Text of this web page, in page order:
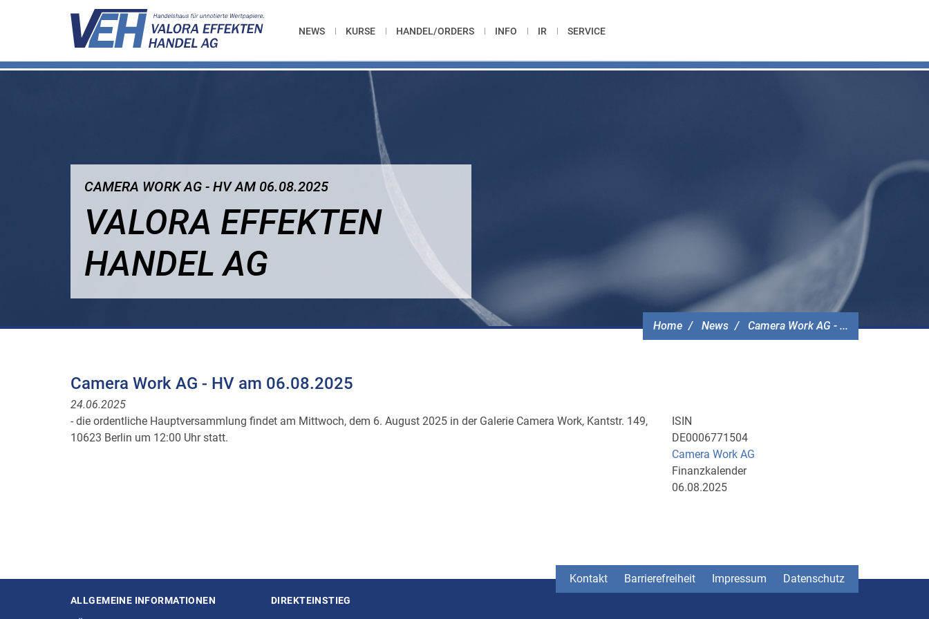
NEWS KURSE HANDEL/ORDERS INFO IR SERVICE
Home News Camera Work AG - ...
CAMERA WORK AG - HV AM 06.08.2025
VALORA EFFEKTEN
HANDEL AG
Camera Work AG - HV am 06.08.2025
24.06.2025
- die ordentliche Hauptversammlung findet am Mittwoch, dem 6. August 2025 in der Galerie Camera Work, Kantstr. 149,
10623 Berlin um 12:00 Uhr statt.
ISIN
DE0006771504
Camera Work AG
Finanzkalender
06.08.2025
Kontakt Barrierefreiheit Impressum Datenschutz
Seitenstruktur
ALLGEMEINE INFORMATIONEN DIREKTEINSTIEG